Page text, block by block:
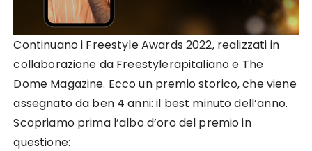
Continuano i Freestyle Awards 2022, realizzati in
collaborazione da Freestylerapitaliano e The
Dome Magazine. Ecco un premio storico, che viene
assegnato da ben 4 anni: il best minuto dell’anno.
Scopriamo prima l’albo d’oro del premio in
questione: